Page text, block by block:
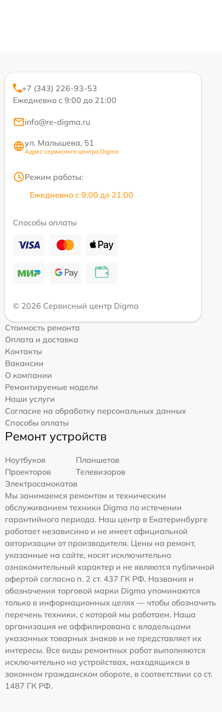
+7 (343) 226-93-53
Ежедневно с 9:00 до 21:00
info@re-digma.ru
ул. Малышева, 51
Адрес сервисного центра Digma
Режим работы:
Ежедневно с 9:00 до 21:00
Способы оплаты
© 2026 Сервисный центр Digma
Стоимость ремонта
Оплата и доставка
Контакты
Вакансии
О компании
Ремонтируемые модели
Наши услуги
Согласие на обработку персональных данных
Способы оплаты
Ремонт устройств
Ноутбуков
Планшетов
Проекторов
Телевизоров
Электросамокатов
Мы занимаемся ремонтом и техническим
обслуживанием техники Digma по истечении
гарантийного периода. Наш центр в Екатеринбурге
работает независимо и не имеет официальной
авторизации от производителя. Цены на ремонт,
указанные на сайте, носят исключительно
ознакомительный характер и не являются публичной
офертой согласно п. 2 ст. 437 ГК РФ. Названия и
обозначения торговой марки Digma упоминаются
только в информационных целях — чтобы обозначить
перечень техники, с которой мы работаем. Наша
организация не аффилирована с владельцами
указанных товарных знаков и не представляет их
интересы. Все виды ремонтных работ выполняются
исключительно на устройствах, находящихся в
законном гражданском обороте, в соответствии со ст.
1487 ГК РФ.